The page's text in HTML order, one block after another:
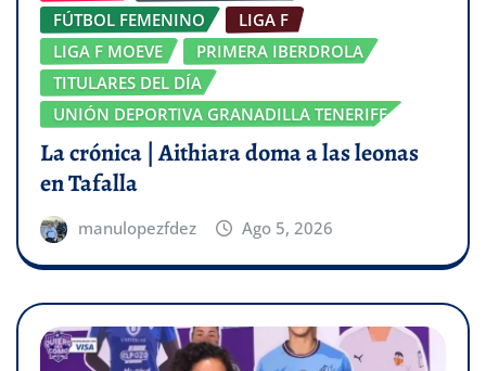
FÚTBOL FEMENINO
LIGA F
LIGA F MOEVE
PRIMERA IBERDROLA
TITULARES DEL DÍA
UNIÓN DEPORTIVA GRANADILLA TENERIFE
La crónica | Aithiara doma a las leonas
en Tafalla
manulopezfdez Ago 5, 2026